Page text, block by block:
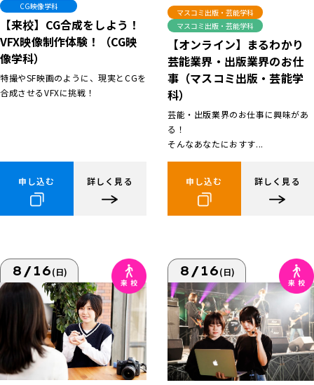
CG映像学科
【来校】CG合成をしよう！
VFX映像制作体験！（CG映
像学科）
特撮やSF映画のように、現実とCGを
合成させるVFXに挑戦！
申し込む 詳しく見る
マスコミ出版・芸能学科
マスコミ出版・芸能学科
【オンライン】まるわかり
芸能業界・出版業界のお仕
事（マスコミ出版・芸能学
科）
芸能・出版業界のお仕事に興味があ
る！
そんなあなたにおすす...
申し込む 詳しく見る
8/16(日) 8/16(日)